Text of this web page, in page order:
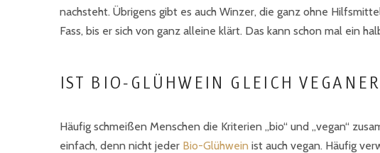
nachsteht. Übrigens gibt es auch Winzer, die ganz ohne
Fass, bis er sich von ganz alleine klärt. Das kann schon mal ein
IST BIO-GLÜHWEIN GLEICH
Häufig schmeißen Menschen die Kriterien „bio“ und „vegan“
einfach, denn nicht jeder Bio-Glühwein ist auch vegan. Häufig